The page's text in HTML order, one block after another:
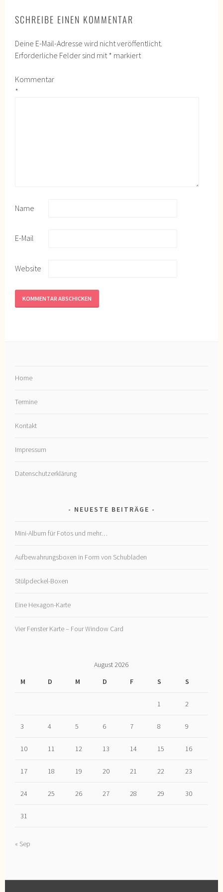
SCHREIBE EINEN KOMMENTAR
Deine E-Mail-Adresse wird nicht veröffentlicht.
Erforderliche Felder sind mit * markiert
Kommentar
*
Name
E-Mail
Website
Home
Termine
Kontakt
Impressum
Datenschutzerklärung
NEUESTE BEITRÄGE
Mini-Album für Fotos und mehr…
Aufbewahrungsboxen in Form von Schubladen
Stülpdeckel-Boxen
Eine Hexagon-Karte
Vier Fenster Karte – Four Window Card
August 2026
M
D M D F S S
1 2
3 4 5 6 7 8 9
10 11 12 13 14 15 16
17 18 19 20 21 22 23
24 25 26 27 28 29 30
31
« Sep